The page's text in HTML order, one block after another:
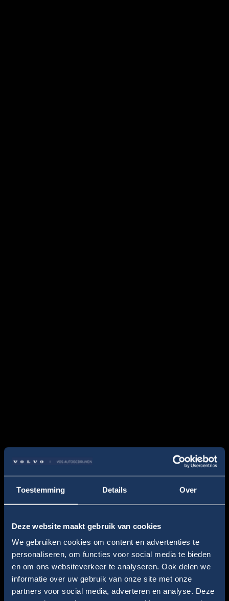
Toestemming Details Over
Deze website maakt gebruik van cookies
We gebruiken cookies om content en advertenties te
personaliseren, om functies voor social media te bieden
en om ons websiteverkeer te analyseren. Ook delen we
informatie over uw gebruik van onze site met onze
partners voor social media, adverteren en analyse. Deze